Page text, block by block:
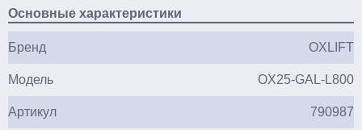
Основные характеристики
Бренд OXLIFT
Модель OX25-GAL-L800
Артикул 790987